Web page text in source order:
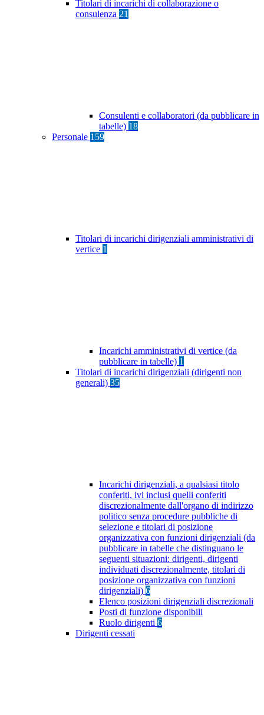
Titolari di incarichi di collaborazione o
consulenza 21
Consulenti e collaboratori (da pubblicare in
tabelle) 18
Personale 159
Titolari di incarichi dirigenziali amministrativi di
vertice 1
Incarichi amministrativi di vertice (da
pubblicare in tabelle) 1
Titolari di incarichi dirigenziali (dirigenti non
generali) 35
Incarichi dirigenziali, a qualsiasi titolo
conferiti, ivi inclusi quelli conferiti
discrezionalmente dall'organo di indirizzo
politico senza procedure pubbliche di
selezione e titolari di posizione
organizzativa con funzioni dirigenziali (da
pubblicare in tabelle che distinguano le
seguenti situazioni: dirigenti, dirigenti
individuati discrezionalmente, titolari di
posizione organizzativa con funzioni
dirigenziali) 6
Elenco posizioni dirigenziali discrezionali
Posti di funzione disponibili
Ruolo dirigenti 6
Dirigenti cessati